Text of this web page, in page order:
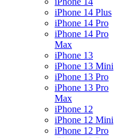
iPhone 14 Plus
iPhone 14 Pro
iPhone 14 Pro
Max
iPhone 13
iPhone 13 Mini
iPhone 13 Pro
iPhone 13 Pro
Max
iPhone 12
iPhone 12 Mini
iPhone 12 Pro